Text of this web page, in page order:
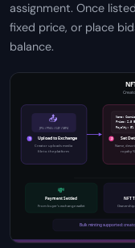
assignment. Once
fixed price, or place
balance.